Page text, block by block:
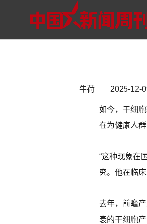
牛荷 2025-12-
如今，干细
在为健康人群
“这种现象在
究。他在临
去年，前瞻
衰的干细胞产